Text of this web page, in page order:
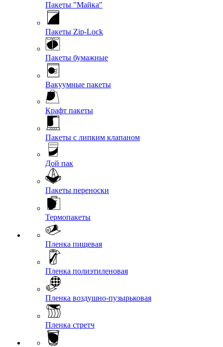
Пакеты "Майка"
Пакеты Zip-Lock
Пакеты бумажные
Вакуумные пакеты
Крафт пакеты
Пакеты с липким клапаном
Дой пак
Пакеты переноски
Термопакеты
Пленка пищевая
Пленка полиэтиленовая
Пленка воздушно-пузырьковая
Пленка стретч